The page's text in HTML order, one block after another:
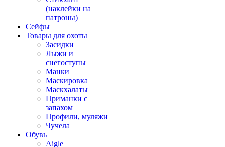
(наклейки на
патроны)
Сейфы
Товары для охоты
Засидки
Лыжи и
снегоступы
Манки
Маскировка
Маскхалаты
Приманки с
запахом
Профили, муляжи
Чучела
Обувь
Aigle